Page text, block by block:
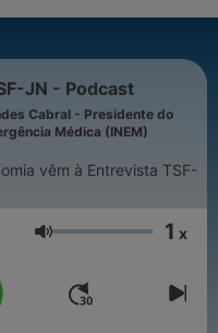
JN - Podcast
Cabral - Presidente do
Médica (INEM)
vêm à Entrevista TSF-
Volume 1 x